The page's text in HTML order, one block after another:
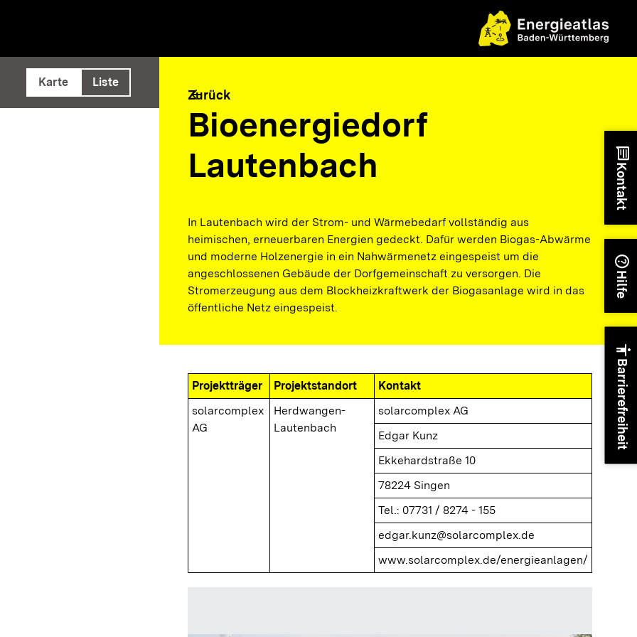
ausführen
Karte Liste
arrow_back
Zurück
Bioenergiedorf
Lautenbach
In Lautenbach wird der Strom- und Wärmebedarf vollständig aus
heimischen, erneuerbaren Energien gedeckt. Dafür werden Biogas-Abwärme
und moderne Holzenergie in ein Nahwärmenetz eingespeist um die
angeschlossenen Gebäude der Dorfgemeinschaft zu versorgen. Die
Stromerzeugung aus dem Blockheizkraftwerk der Biogasanlage wird in das
öffentliche Netz eingespeist.
Projektträger Projektstandort
Kontakt
solarcomplex
AG
Herdwangen-
Lautenbach
solarcomplex AG
Edgar Kunz
Ekkehardstraße 10
78224 Singen
Tel.: 07731 / 8274 - 155
edgar.kunz@solarcomplex.de
www.solarcomplex.de/energieanlagen/
chat
Kontakt
help
Hilfe
accessibility
Barrierefreiheit